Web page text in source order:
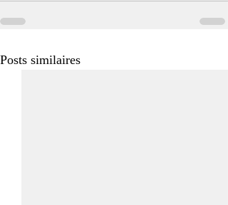
Posts similaires